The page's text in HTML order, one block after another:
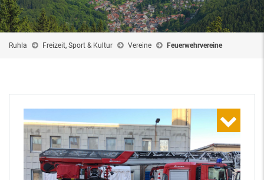
Ruhla Freizeit, Sport & Kultur Vereine Feuerwehrvereine